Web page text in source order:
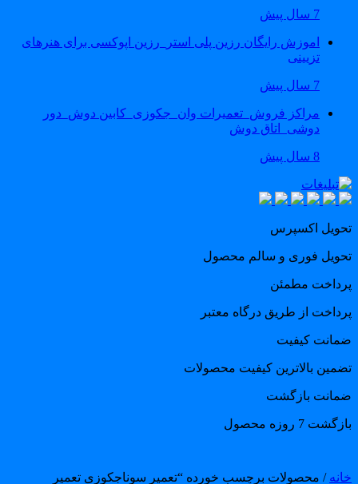
اموزش رایگان رزین پلی استر_رزین اپوکسی برای هنرهای
تزیینی
مراکز فروش_تعمیرات وان_جکوزی_کابین دوش_دور
دوشی_اتاق دوش
اکسپرس
فوری و سالم محصول
مطمئن
از طریق درگاه معتبر
کیفیت
بالاترین کیفیت محصولات
بازگشت
7 روزه محصول
/ محصولات برچسب خورده “تعمیر سوناجکوزی تعمیر